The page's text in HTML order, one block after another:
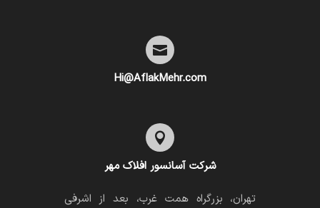

Hi@AflakMehr.com

شرکت آسانسور افلاک مهر
تهران، بزرگراه همت غرب، بعد از اشرفی